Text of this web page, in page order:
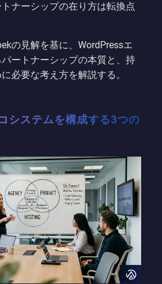
ナーシップの在り方は転換点
の見解を基に、WordPressエ
ートナーシップの本質と、持
必要な考え方を解説する。
システムを構成する3つの